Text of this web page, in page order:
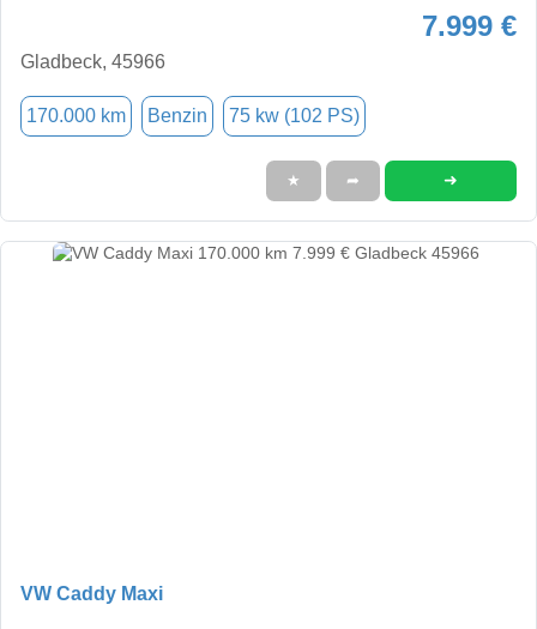
7.999 €
Gladbeck, 45966
170.000 km Benzin 75 kw (102 PS)
★ ➦ ➜
VW Caddy Maxi